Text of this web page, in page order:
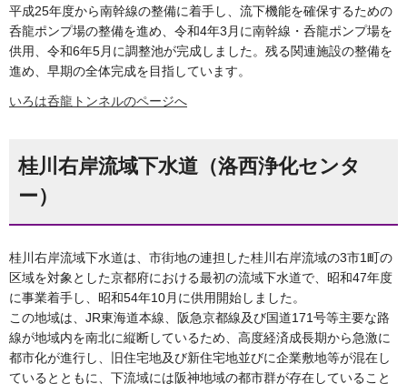
平成25年度から南幹線の整備に着手し、流下機能を確保するための
呑龍ポンプ場の整備を進め、令和4年3月に南幹線・呑龍ポンプ場を
供用、令和6年5月に調整池が完成しました。残る関連施設の整備を
進め、早期の全体完成を目指しています。
いろは呑龍トンネルのページへ
桂川右岸流域下水道（洛西浄化センタ
ー）
桂川右岸流域下水道は、市街地の連担した桂川右岸流域の3市1町の
区域を対象とした京都府における最初の流域下水道で、昭和47年度
に事業着手し、昭和54年10月に供用開始しました。
この地域は、JR東海道本線、阪急京都線及び国道171号等主要な路
線が地域内を南北に縦断しているため、高度経済成長期から急激に
都市化が進行し、旧住宅地及び新住宅地並びに企業敷地等が混在し
ているとともに、下流域には阪神地域の都市群が存在していること